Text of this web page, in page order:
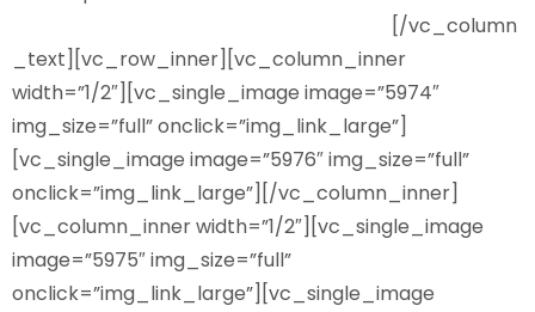
[/vc_column
_text][vc_row_inner][vc_column_inner
width=”1/2″][vc_single_image image=”5974″
img_size=”full” onclick=”img_link_large”]
[vc_single_image image=”5976″ img_size=”full”
onclick=”img_link_large”][/vc_column_inner]
[vc_column_inner width=”1/2″][vc_single_image
image=”5975″ img_size=”full”
onclick=”img_link_large”][vc_single_image